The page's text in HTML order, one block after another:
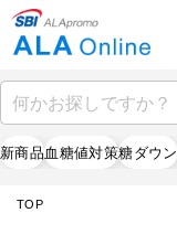
新商品血糖値対策糖ダウン
TOP